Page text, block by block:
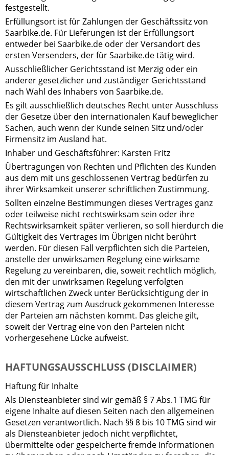
festgestellt.
Erfüllungsort ist für Zahlungen der Geschäftssitz von
Saarbike.de. Für Lieferungen ist der Erfüllungsort
entweder bei Saarbike.de oder der Versandort des
ersten Versenders, der für Saarbike.de tätig wird.
Ausschließlicher Gerichtsstand ist Merzig oder ein
anderer gesetzlicher und zuständiger Gerichtsstand
nach Wahl des Inhabers von Saarbike.de.
Es gilt ausschließlich deutsches Recht unter Ausschluss
der Gesetze über den internationalen Kauf beweglicher
Sachen, auch wenn der Kunde seinen Sitz und/oder
Firmensitz im Ausland hat.
Inhaber und Geschäftsführer: Karsten Fritz
Übertragungen von Rechten und Pflichten des Kunden
aus dem mit uns geschlossenen Vertrag bedürfen zu
ihrer Wirksamkeit unserer schriftlichen Zustimmung.
Sollten einzelne Bestimmungen dieses Vertrages ganz
oder teilweise nicht rechtswirksam sein oder ihre
Rechtswirksamkeit später verlieren, so soll hierdurch die
Gültigkeit des Vertrages im Übrigen nicht berührt
werden. Für diesen Fall verpflichten sich die Parteien,
anstelle der unwirksamen Regelung eine wirksame
Regelung zu vereinbaren, die, soweit rechtlich möglich,
den mit der unwirksamen Regelung verfolgten
wirtschaftlichen Zweck unter Berücksichtigung der in
diesem Vertrag zum Ausdruck gekommenen Interesse
der Parteien am nächsten kommt. Das gleiche gilt,
soweit der Vertrag eine von den Parteien nicht
vorhergesehene Lücke aufweist.
HAFTUNGSAUSSCHLUSS (DISCLAIMER)
Haftung für Inhalte
Als Diensteanbieter sind wir gemäß § 7 Abs.1 TMG für
eigene Inhalte auf diesen Seiten nach den allgemeinen
Gesetzen verantwortlich. Nach §§ 8 bis 10 TMG sind wir
als Diensteanbieter jedoch nicht verpflichtet,
übermittelte oder gespeicherte fremde Informationen